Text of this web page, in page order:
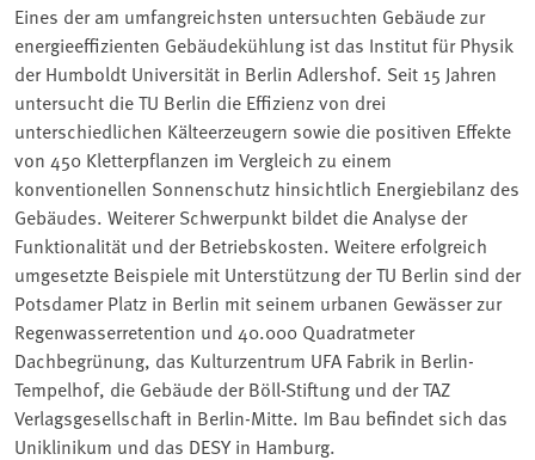
Eines der am umfangreichsten untersuchten Gebäude zur
energieeffizienten Gebäudekühlung ist das Institut für Physik
der Humboldt Universität in Berlin Adlershof. Seit 15 Jahren
untersucht die TU Berlin die Effizienz von drei
unterschiedlichen Kälteerzeugern sowie die positiven Effekte
von 450 Kletterpflanzen im Vergleich zu einem
konventionellen Sonnenschutz hinsichtlich Energiebilanz des
Gebäudes. Weiterer Schwerpunkt bildet die Analyse der
Funktionalität und der Betriebskosten. Weitere erfolgreich
umgesetzte Beispiele mit Unterstützung der TU Berlin sind der
Potsdamer Platz in Berlin mit seinem urbanen Gewässer zur
Regenwasserretention und 40.000 Quadratmeter
Dachbegrünung, das Kulturzentrum UFA Fabrik in Berlin-
Tempelhof, die Gebäude der Böll-Stiftung und der TAZ
Verlagsgesellschaft in Berlin-Mitte. Im Bau befindet sich das
Uniklinikum und das DESY in Hamburg.